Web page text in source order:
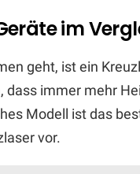
im
geht, ist ein
dass immer mehr
Modell ist das
vor.